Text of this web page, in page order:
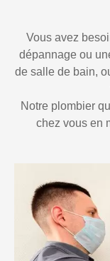
Vous avez
dépannage ou
de salle de bain,
Notre plombier
chez vous en